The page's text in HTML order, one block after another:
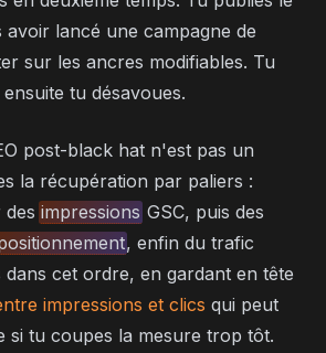
avoir lancé une campagne de
sur les ancres modifiables. Tu
tu désavoues.
post-black hat n'est pas un
la récupération par paliers :
impressions GSC, puis des
, enfin du trafic
dans cet ordre, en gardant en tête
impressions et clics qui peut
si tu coupes la mesure trop tôt.